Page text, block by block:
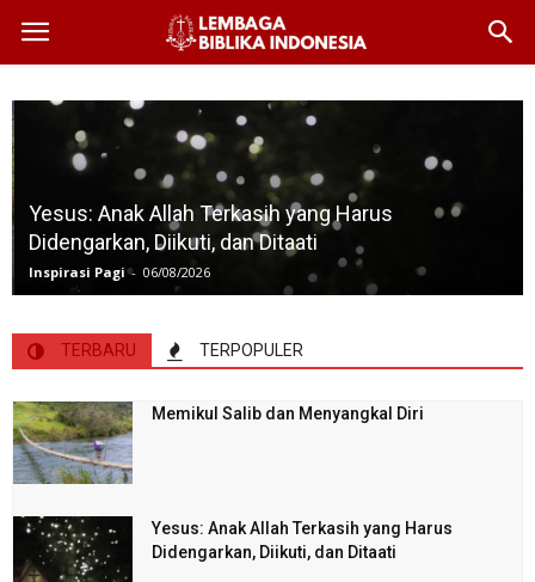
Yesus: Anak Allah Terkasih yang Harus
Didengarkan, Diikuti, dan Ditaati
Inspirasi Pagi - 06/08/2026
TERBARU TERPOPULER
Memikul Salib dan Menyangkal Diri
Yesus: Anak Allah Terkasih yang Harus
Didengarkan, Diikuti, dan Ditaati